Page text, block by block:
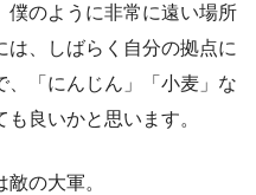
僕のように非常に遠い場所
は、しばらく自分の拠点に
、「にんじん」「小麦」な
良いかと思います。
の大軍。